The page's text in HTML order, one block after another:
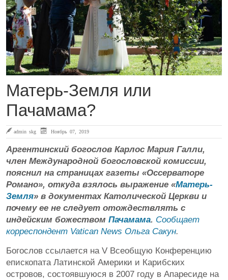
Матерь-Земля или
Пачамама?
admin skg Ноябрь 07, 2019
Аргентинский богослов Карлос Мария Галли,
член Международной богословской комиссии,
пояснил на страницах газеты «Оссерваторе
Романо», откуда взялось выражение «Матерь-
Земля» в документах Католической Церкви и
почему ее не следует отождествлять с
индейским божеством Пачамама. Сообщает
корреспондент Vatican News Ольга Сакун.
Богослов ссылается на V Всеобщую Конференцию
епископата Латинской Америки и Карибских
островов, состоявшуюся в 2007 году в Апаресиде на